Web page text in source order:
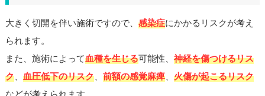
大きく切開を伴い施術ですので、 感染症にかかるリスクが考え
られます。
また、施術によって血種を生じる可能性、 神経を傷つけるリス
ク、 血圧低下のリスク、 前額の感覚麻痺、 火傷が起こるリスク